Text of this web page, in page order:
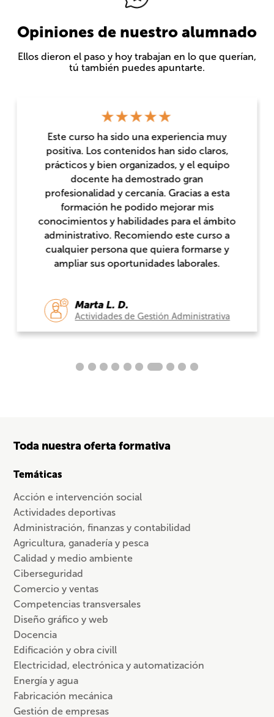
Opiniones de nuestro alumnado
Ellos dieron el paso y hoy trabajan en lo que querían,
tú también puedes apuntarte.
Este curso ha sido una experiencia muy
positiva. Los contenidos han sido claros,
prácticos y bien organizados, y el equipo
docente ha demostrado gran
profesionalidad y cercanía. Gracias a esta
formación he podido mejorar mis
conocimientos y habilidades para el ámbito
administrativo. Recomiendo este curso a
cualquier persona que quiera formarse y
ampliar sus oportunidades laborales.
Marta L. D.
Actividades de Gestión Administrativa
Toda nuestra oferta formativa
Temáticas
Acción e intervención social
Actividades deportivas
Administración, finanzas y contabilidad
Agricultura, ganadería y pesca
Calidad y medio ambiente
Ciberseguridad
Comercio y ventas
Competencias transversales
Diseño gráfico y web
Docencia
Edificación y obra civill
Electricidad, electrónica y automatización
Energía y agua
Fabricación mecánica
Gestión de empresas